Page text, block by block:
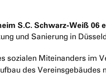
S.C. Schwarz-Weiß 06
und Sanierung in
sozialen Miteinanders im
des Vereinsgebäudes